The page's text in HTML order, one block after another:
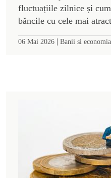
fluctuațiile zilnice și
băncile cu cele mai
06 Mai 2026 | Banii si economia